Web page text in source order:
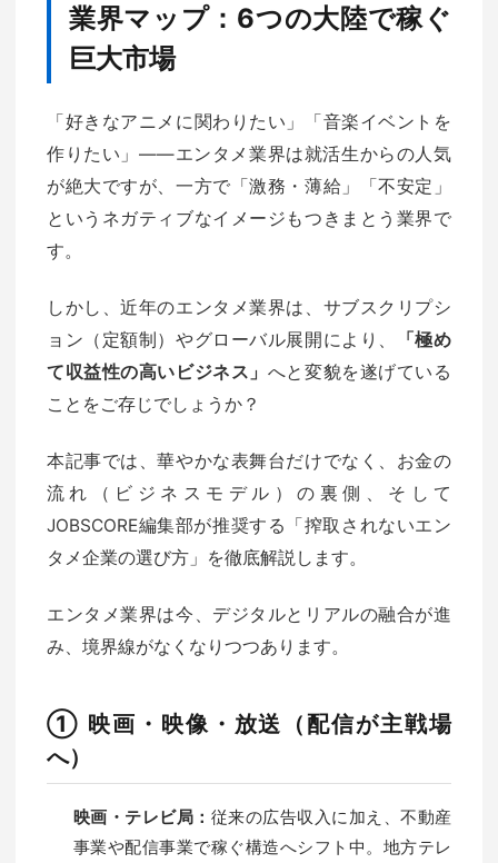
業界マップ：6つの大陸で稼ぐ
巨大市場
「好きなアニメに関わりたい」「音楽イベントを
作りたい」——エンタメ業界は就活生からの人気
が絶大ですが、一方で「激務・薄給」「不安定」
というネガティブなイメージもつきまとう業界で
す。
しかし、近年のエンタメ業界は、サブスクリプシ
ョン（定額制）やグローバル展開により、
「極め
て収益性の高いビジネス」 へと変貌を遂げている
ことをご存じでしょうか？
本記事では、華やかな表舞台だけでなく、お金の
流れ（ビジネスモデル）の裏側、そして
JOBSCORE編集部が推奨する「搾取されないエン
タメ企業の選び方」を徹底解説します。
エンタメ業界は今、デジタルとリアルの融合が進
み、境界線がなくなりつつあります。
① 映画・映像・放送（配信が主戦場
へ）
映画・テレビ局： 従来の広告収入に加え、不動産
事業や配信事業で稼ぐ構造へシフト中。地方テレ